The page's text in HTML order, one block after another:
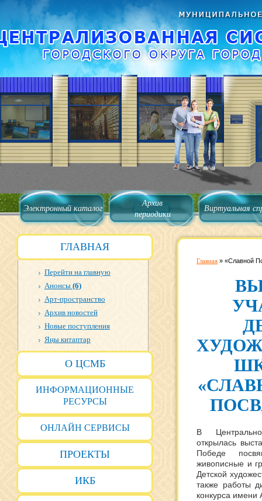
Электронный каталог
Архив
периодики
Виртуальная
ГЛАВНАЯ
Перейти на главную
Анонсы (6)
Арт-пространство
Архив новостей
Новые поступления
Яңы китаптар
О ЦСМБ
ИНФОРМАЦИОННЫЕ
РЕСУРСЫ
ОНЛАЙН СЕРВИСЫ
ПРОЕКТЫ
ИКБ
Главная » «Славной
В
открылась
Победе
живописные и
Детской
также работы
конкурса